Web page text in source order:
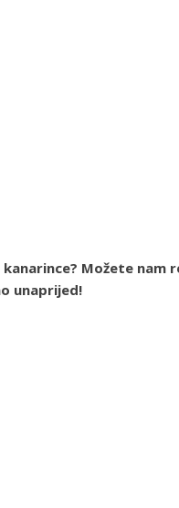
kanarince? Možete
unaprijed!